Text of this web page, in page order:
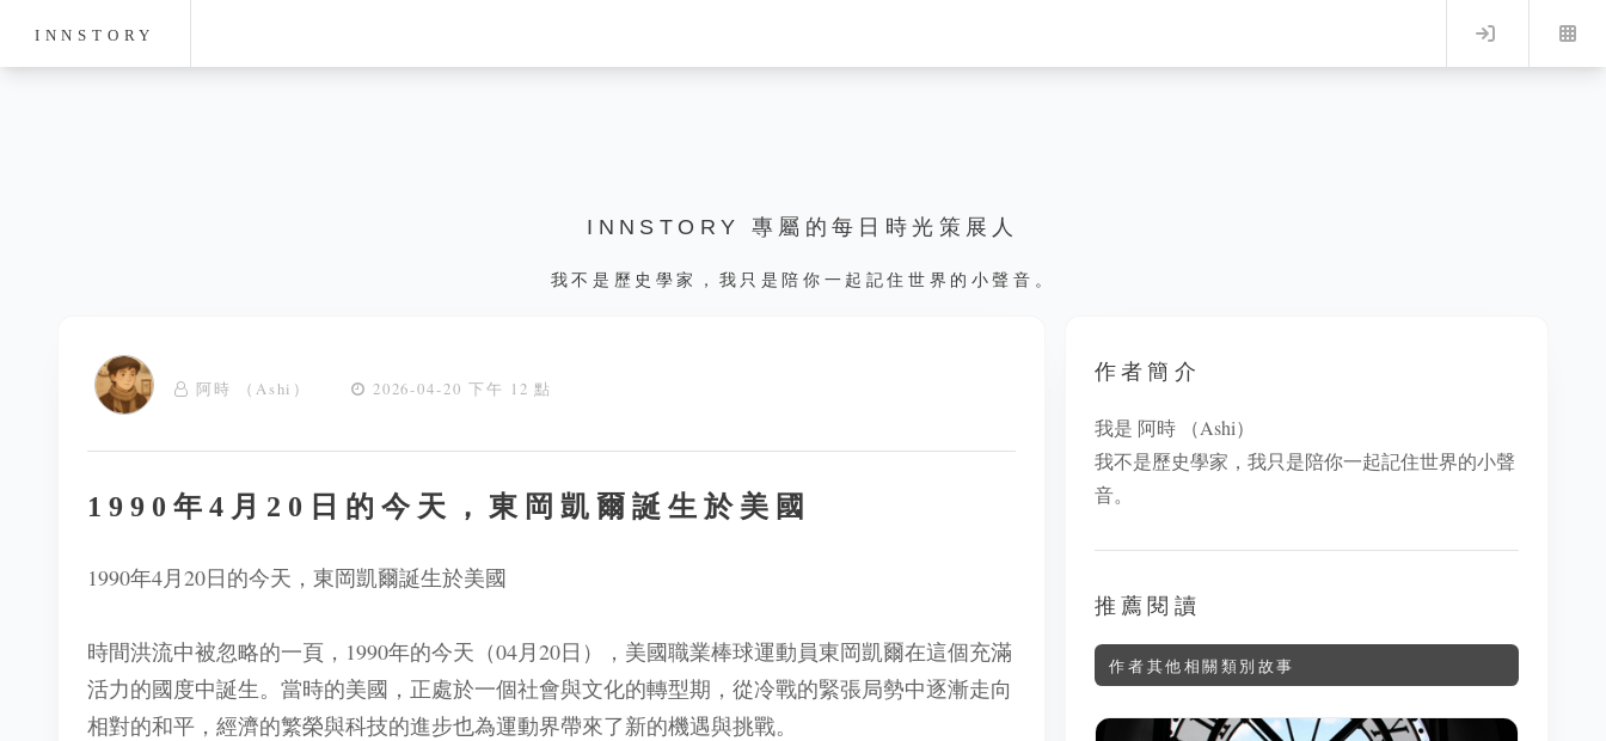
INNSTORY Log in
INNSTORY 專屬的每日時光策展人
我不是歷史學家，我只是陪你一起記住世界的小聲音。
阿時 （Ashi） 2026-04-20 下午 12 點
1990年4月20日的今天，東岡凱爾誕生於美國
1990年4月20日的今天，東岡凱爾誕生於美國
時間洪流中被忽略的一頁，1990年的今天（04月20日），美國職業棒球運動員東岡凱爾在這個充滿
活力的國度中誕生。當時的美國，正處於一個社會與文化的轉型期，從冷戰的緊張局勢中逐漸走向
相對的和平，經濟的繁榮與科技的進步也為運動界帶來了新的機遇與挑戰。
作者簡介
我是 阿時 （Ashi）
我不是歷史學家，我只是陪你一起記住世界的小聲
音。
推薦閱讀
作者其他相關類別故事